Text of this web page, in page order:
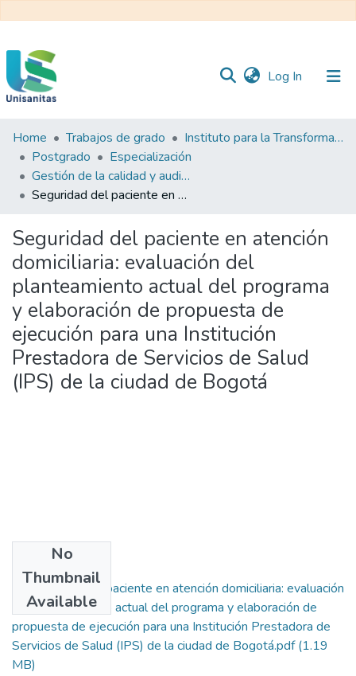
Log In (current)
Inicio
Web
Unisanitas
Web
Biblioteca
Home Trabajos de grado
Instituto para la Transformación y el Desarrollo Sanitario - ITDS
Postgrado
Especialización
Gestión de la calidad y auditoría en salud
Seguridad del paciente en atención domiciliaria: evaluación del planteamiento actual del programa y elaboración de propuesta de ejecución para una Institución Prestadora de Servicios de Salud (IPS) de la ciudad de Bogotá
Seguridad del paciente en atención
domiciliaria: evaluación del
planteamiento actual del programa
y elaboración de propuesta de
ejecución para una Institución
Prestadora de Servicios de Salud
(IPS) de la ciudad de Bogotá
No
Thumbnail
Available
Seguridad del paciente en atención domiciliaria: evaluación
del planteamiento actual del programa y elaboración de
propuesta de ejecución para una Institución Prestadora de
Servicios de Salud (IPS) de la ciudad de Bogotá.pdf(1.19
MB)